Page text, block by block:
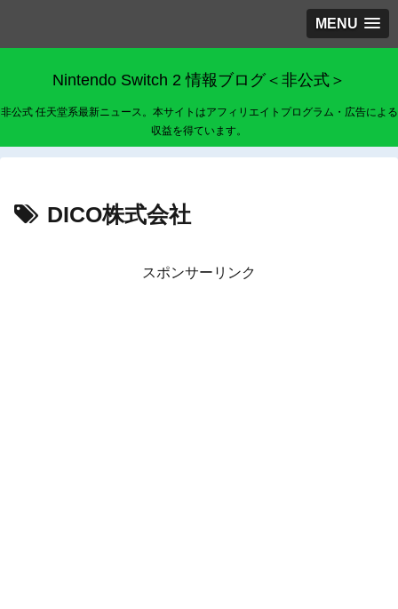
MENU
Nintendo Switch 2 情報ブログ＜非公式＞
非公式 任天堂系最新ニュース。本サイトはアフィリエイトプログラム・広告による
収益を得ています。
DICO株式会社
スポンサーリンク